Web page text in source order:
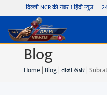
दिल्ली NCR की नंबर 1 हिंदी न्यूज़ —
Blog
Home | Blog|ताजा खबर|